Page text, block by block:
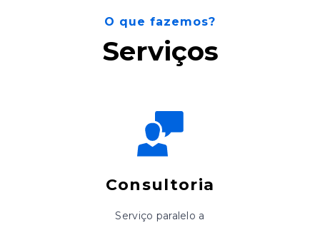
O que fazemos?
Serviços
Consultoria
Serviço paralelo a